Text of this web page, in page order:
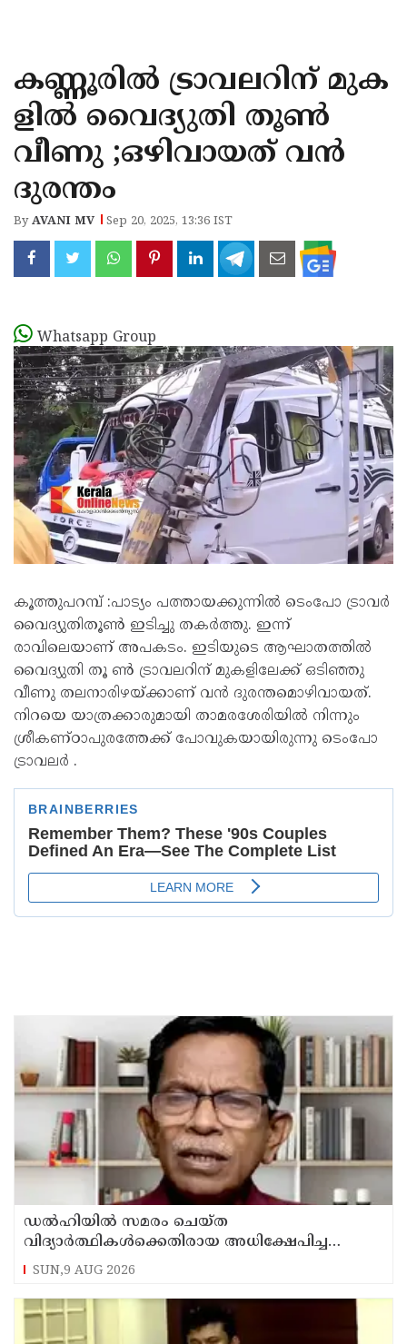
KANNUR
KASARAGOD
കണ്ണൂരിൽ ട്രാവലറിന് മുക
ളിൽ വൈദ്യുതി തൂൺ
വീണു ;ഒഴിവായത് വൻ
ദുരന്തം
ByAVANI MV Sep 20, 2025, 13:36 IST
Whatsapp Group
കൂത്തുപറമ്പ് :പാട്യം പത്തായക്കുന്നിൽ ടെംപോ ട്രാവർ
വൈദ്യുതിതൂൺ ഇടിച്ചു തകർത്തു. ഇന്ന്
രാവിലെയാണ് അപകടം. ഇടിയുടെ ആഘാതത്തിൽ
വൈദ്യുതി തൂ ൺ ട്രാവലറിന് മുകളിലേക്ക് ഒടിഞ്ഞു
വീണു തലനാരിഴയ്ക്കാണ് വൻ ദുരന്തമൊഴിവായത്.
നിറയെ യാത്രക്കാരുമായി താമരശേരിയിൽ നിന്നും
ശ്രീകണ്ഠാപുരത്തേക്ക് പോവുകയായിരുന്നു ടെംപോ
ട്രാവലർ .
ഡൽഹിയിൽ സമരം ചെയ്ത
വിദ്യാർത്ഥികൾക്കെതിരായ അധിക്ഷേപിച്ച
കേസില്‍ സംഘപരിവാർ സഹയാത്രികൻ ടി ജി
SUN,9 AUG 2026